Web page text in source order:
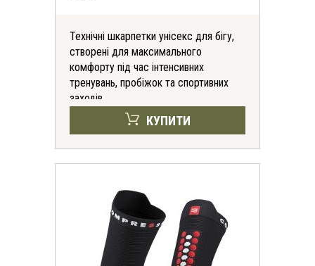
Технічні шкарпетки унісекс для бігу,
створені для максимального
комфорту під час інтенсивних
тренувань, пробіжок та спортивних
заходів.
КУПИТИ